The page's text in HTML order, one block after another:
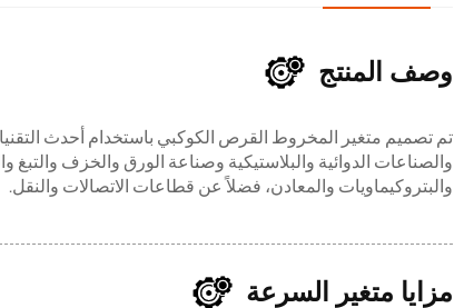
وصف المنتج
تم تصميم متغير المخروط القرص الكوكبي باستخدام أحدث
والصناعات الدوائية والبلاستيكية وصناعة الورق والخزف والتبغ
والبتروكيماويات والمعادن، فضلاً عن قطاعات الاتصالات والنقل.
مزايا متغير السرعة